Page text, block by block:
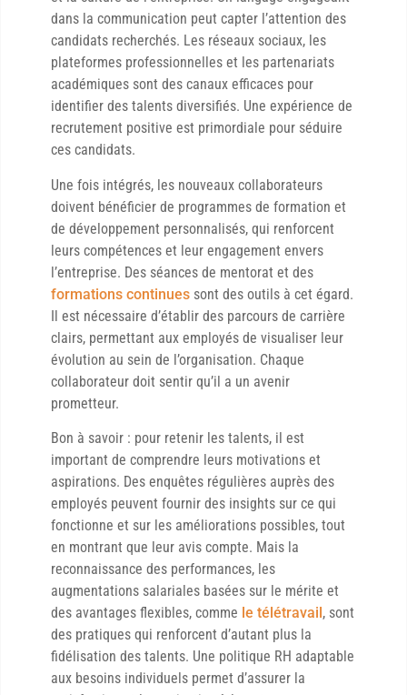
dans la communication peut capter l’attention des
candidats recherchés. Les réseaux sociaux, les
plateformes professionnelles et les partenariats
académiques sont des canaux efficaces pour
identifier des talents diversifiés. Une expérience de
recrutement positive est primordiale pour séduire
ces candidats.
Une fois intégrés, les nouveaux collaborateurs
doivent bénéficier de programmes de formation et
de développement personnalisés, qui renforcent
leurs compétences et leur engagement envers
l’entreprise. Des séances de mentorat et des
formations continues sont des outils à cet égard.
Il est nécessaire d’établir des parcours de carrière
clairs, permettant aux employés de visualiser leur
évolution au sein de l’organisation. Chaque
collaborateur doit sentir qu’il a un avenir
prometteur.
Bon à savoir : pour retenir les talents, il est
important de comprendre leurs motivations et
aspirations. Des enquêtes régulières auprès des
employés peuvent fournir des insights sur ce qui
fonctionne et sur les améliorations possibles, tout
en montrant que leur avis compte. Mais la
reconnaissance des performances, les
augmentations salariales basées sur le mérite et
des avantages flexibles, comme le télétravail, sont
des pratiques qui renforcent d’autant plus la
fidélisation des talents. Une politique RH adaptable
aux besoins individuels permet d’assurer la